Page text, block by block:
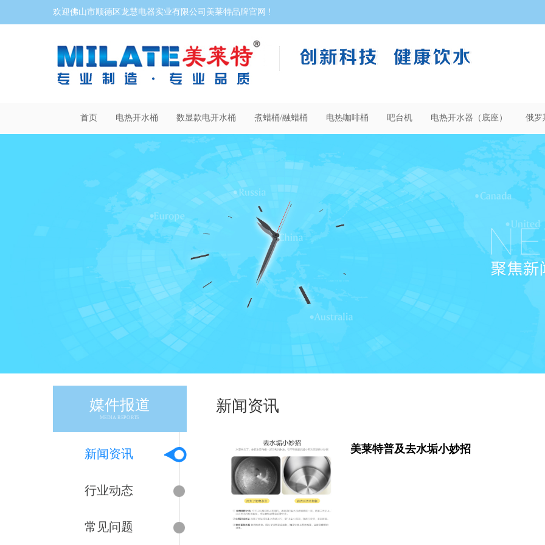
欢迎佛山市顺德区龙慧电器实业有限公司美莱特品牌官网 !
首页 电热开水桶 数显款电开水桶 煮蜡桶/融蜡桶 电热咖啡桶 吧台机 电热开水器（底座） 俄罗
媒件报道
MEDIA REPORTS
新闻资讯
行业动态
常见问题
新闻资讯
美莱特普及去水垢小妙招